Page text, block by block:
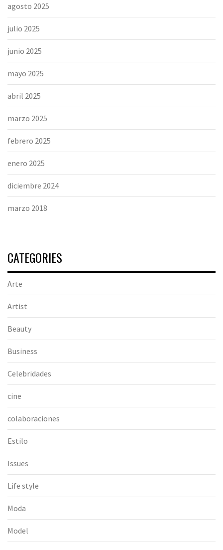
agosto 2025
julio 2025
junio 2025
mayo 2025
abril 2025
marzo 2025
febrero 2025
enero 2025
diciembre 2024
marzo 2018
CATEGORIES
Arte
Artist
Beauty
Business
Celebridades
cine
colaboraciones
Estilo
Issues
Life style
Moda
Model